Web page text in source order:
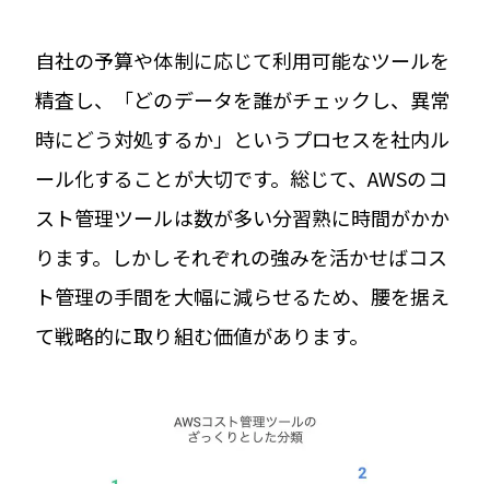
自社の予算や体制に応じて利用可能なツールを
精査し、「どのデータを誰がチェックし、異常
時にどう対処するか」というプロセスを社内ル
ール化することが大切です。総じて、AWSのコ
スト管理ツールは数が多い分習熟に時間がかか
ります。しかしそれぞれの強みを活かせばコス
ト管理の手間を大幅に減らせるため、腰を据え
て戦略的に取り組む価値があります。